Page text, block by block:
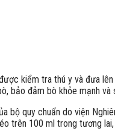
kiểm tra thú y và đưa
bảo đảm bò khỏe mạnh và
bộ quy chuẩn do viện
trên 100 ml trong tương